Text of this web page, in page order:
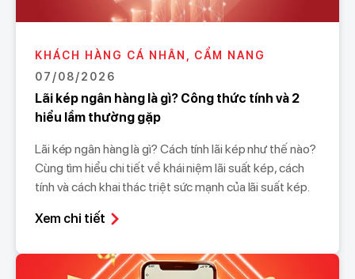
KHÁCH HÀNG CÁ NHÂN, CẨM NANG
07/08/2026
Lãi kép ngân hàng là gì? Công thức tính và 2
hiểu lầm thường gặp
Lãi kép ngân hàng là gì? Cách tính lãi kép như thế nào?
Cùng tìm hiểu chi tiết về khái niệm lãi suất kép, cách
tính và cách khai thác triệt sức mạnh của lãi suất kép.
Xem chi tiết